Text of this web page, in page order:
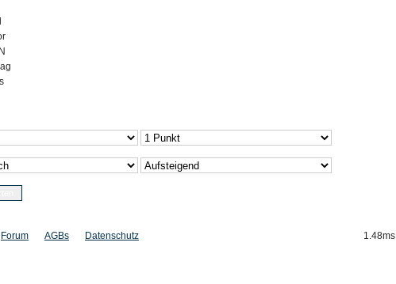
Forum AGBs Datenschutz 1.48ms